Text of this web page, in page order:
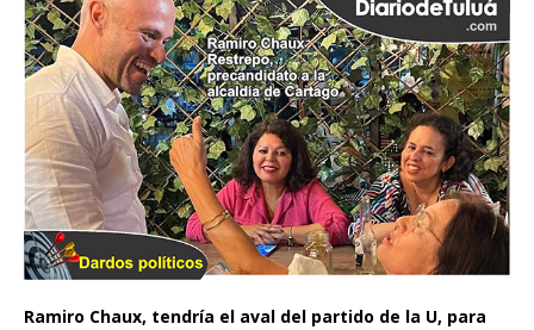
Ramiro Chaux, tendría el aval del partido de la U, para